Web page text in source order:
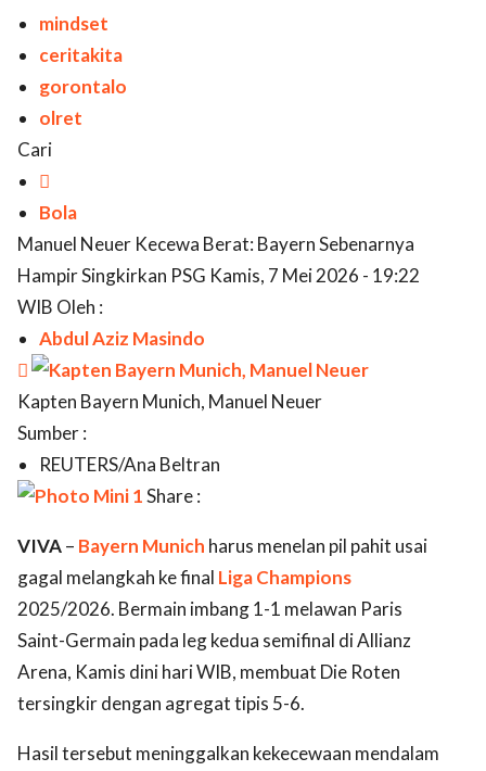
mindset
ceritakita
gorontalo
olret
Cari

Bola
Manuel Neuer Kecewa Berat: Bayern Sebenarnya
Hampir Singkirkan PSG Kamis, 7 Mei 2026 - 19:22
WIB Oleh :
Abdul Aziz Masindo

Kapten Bayern Munich, Manuel Neuer
Sumber :
REUTERS/Ana Beltran
Share :
VIVA– Bayern Munich harus menelan pil pahit usai
gagal melangkah ke final Liga Champions
2025/2026. Bermain imbang 1-1 melawan Paris
Saint-Germain pada leg kedua semifinal di Allianz
Arena, Kamis dini hari WIB, membuat Die Roten
tersingkir dengan agregat tipis 5-6.
Hasil tersebut meninggalkan kekecewaan mendalam